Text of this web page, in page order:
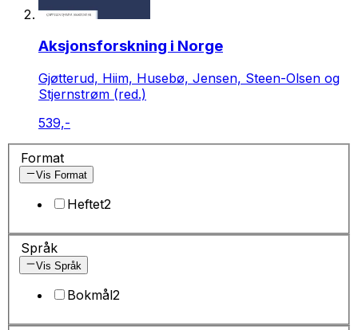
Aksjonsforskning i Norge
Gjøtterud, Hiim, Husebø, Jensen, Steen-Olsen og
Stjernstrøm (red.)
539,-
Format
Vis Format
Heftet2
Språk
Vis Språk
Bokmål2